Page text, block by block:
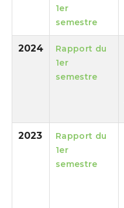
1er
semestre
2024
Rapport du
1er
semestre
2023
Rapport du
1er
semestre